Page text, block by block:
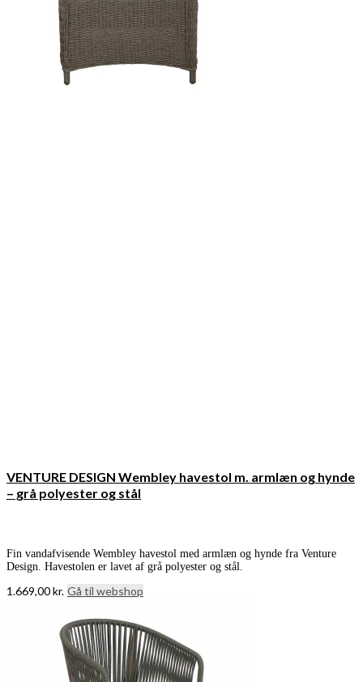
VENTURE DESIGN Wembley havestol m. armlæn og hynde
– grå polyester og stål
Fin vandafvisende Wembley havestol med armlæn og hynde fra Venture
Design. Havestolen er lavet af grå polyester og stål.
1.669,00kr. Gå til webshop